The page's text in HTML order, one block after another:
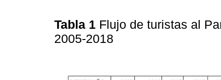
Tabla 1 Flujo de turistas al
2005-2018